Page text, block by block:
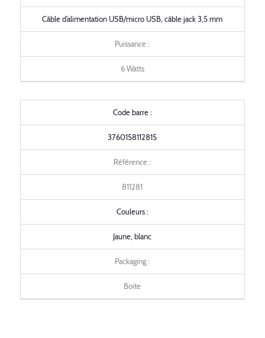
Câble d’alimentation USB/micro USB, câble jack 3,5 mm
Puissance :
6 Watts
Code barre :
3760158112815
Référence :
811281
Couleurs :
Jaune, blanc
Packaging :
Boite